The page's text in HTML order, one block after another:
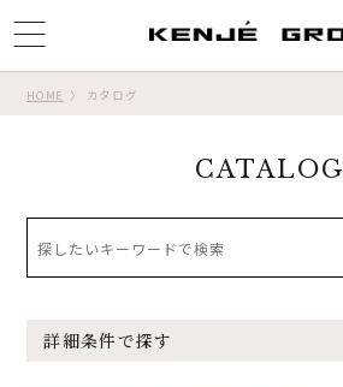
HOME カタログ
CATALOG
詳細条件で探す